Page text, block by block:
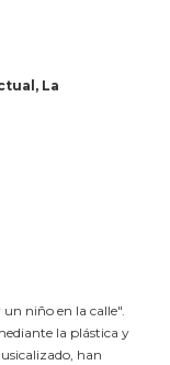
La
niño en la calle".
la plástica y
han